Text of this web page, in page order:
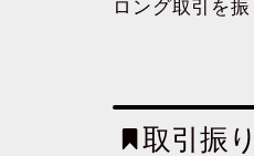
ロング取引を
取引振